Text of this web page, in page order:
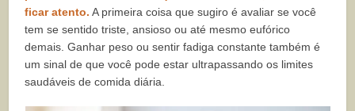
ficar atento. A primeira coisa que sugiro é avaliar se você
tem se sentido triste, ansioso ou até mesmo eufórico
demais. Ganhar peso ou sentir fadiga constante também é
um sinal de que você pode estar ultrapassando os limites
saudáveis de comida diária.